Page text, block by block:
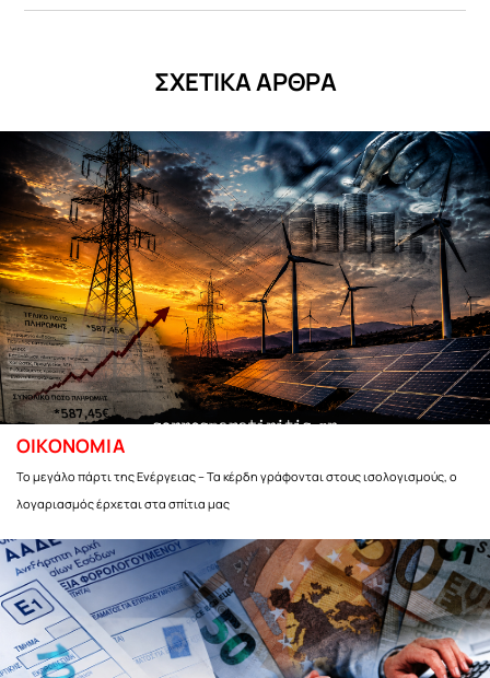
ΣΧΕΤΙΚΑ ΑΡΘΡΑ
ΟΙΚΟΝΟΜΙΑ
Το μεγάλο πάρτι της Ενέργειας – Τα κέρδη γράφονται στους ισολογισμούς, ο
λογαριασμός έρχεται στα σπίτια μας